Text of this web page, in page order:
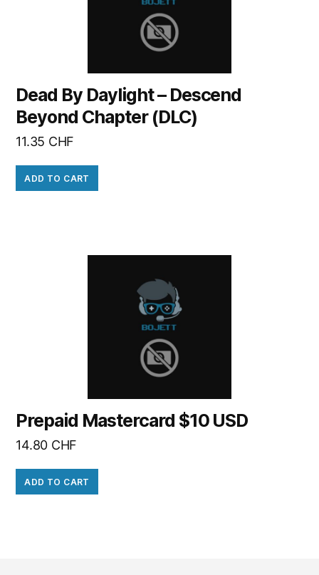
Dead By Daylight – Descend
Beyond Chapter (DLC)
11.35 CHF
ADD TO CART
Prepaid Mastercard $10 USD
14.80 CHF
ADD TO CART